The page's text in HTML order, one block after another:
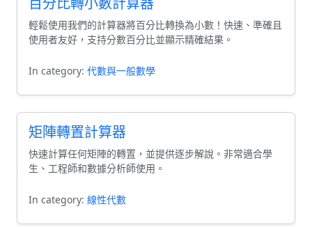
輕鬆使用我們的計算器將百分比轉換為小數！快速、準確且
使用者友好，支持分數百分比並顯示精確結果。
In category: 代數與一般數學
矩陣轉置計算器
快速計算任何矩陣的轉置，並提供逐步解說。非常適合學
生、工程師和數據分析師使用。
In category: 線性代數